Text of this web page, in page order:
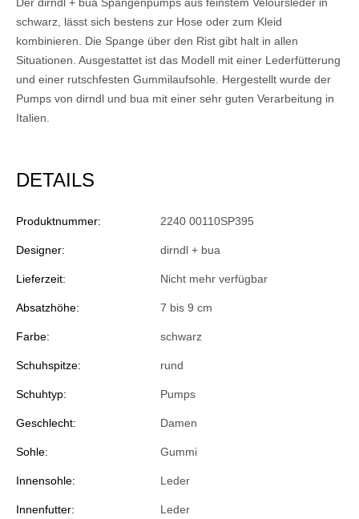
schwarz, lässt sich bestens zur Hose oder zum Kleid
kombinieren. Die Spange über den Rist gibt halt in allen
Situationen. Ausgestattet ist das Modell mit einer Lederfütterung
und einer rutschfesten Gummilaufsohle. Hergestellt wurde der
Pumps von dirndl und bua mit einer sehr guten Verarbeitung in
Italien.
DETAILS
Produktnummer: 2240 00110SP395
Designer: dirndl + bua
Lieferzeit: Nicht mehr verfügbar
Absatzhöhe: 7 bis 9 cm
Farbe: schwarz
Schuhspitze: rund
Schuhtyp: Pumps
Geschlecht: Damen
Sohle: Gummi
Innensohle: Leder
Innenfutter: Leder